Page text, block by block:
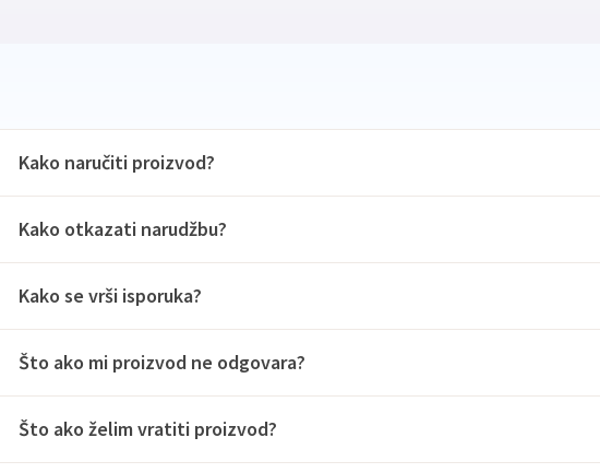
Kako naručiti proizvod?
Kako otkazati narudžbu?
Kako se vrši isporuka?
Što ako mi proizvod ne odgovara?
Što ako želim vratiti proizvod?